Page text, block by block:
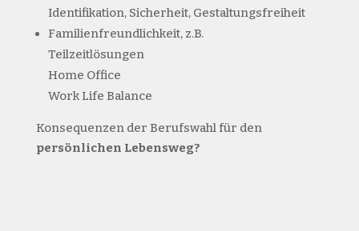
Identifikation, Sicherheit, Gestaltungsfreiheit
Familienfreundlichkeit, z.B.
Teilzeitlösungen
Home Office
Work Life Balance
Konsequenzen der Berufswahl für den
persönlichen Lebensweg?